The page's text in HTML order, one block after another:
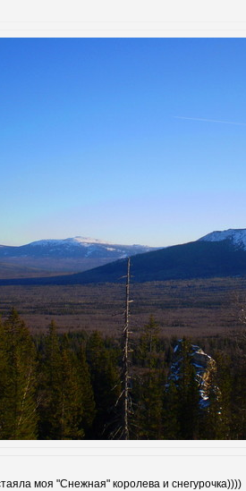
моя "Снежная" королева и снегурочка))))